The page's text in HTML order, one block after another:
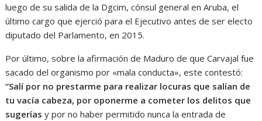
luego de su salida de la Dgcim, cónsul general en Aruba, el
último cargo que ejerció para el Ejecutivo antes de ser electo
diputado del Parlamento, en 2015.
Por último, sobre la afirmación de Maduro de que Carvajal fue
sacado del organismo por «mala conducta», este contestó:
“Salí por no prestarme para realizar locuras que salían de
tu vacía cabeza, por oponerme a cometer los delitos que
sugerías y por no haber permitido nunca la entrada de